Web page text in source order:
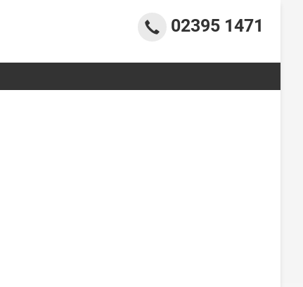
02395 1471